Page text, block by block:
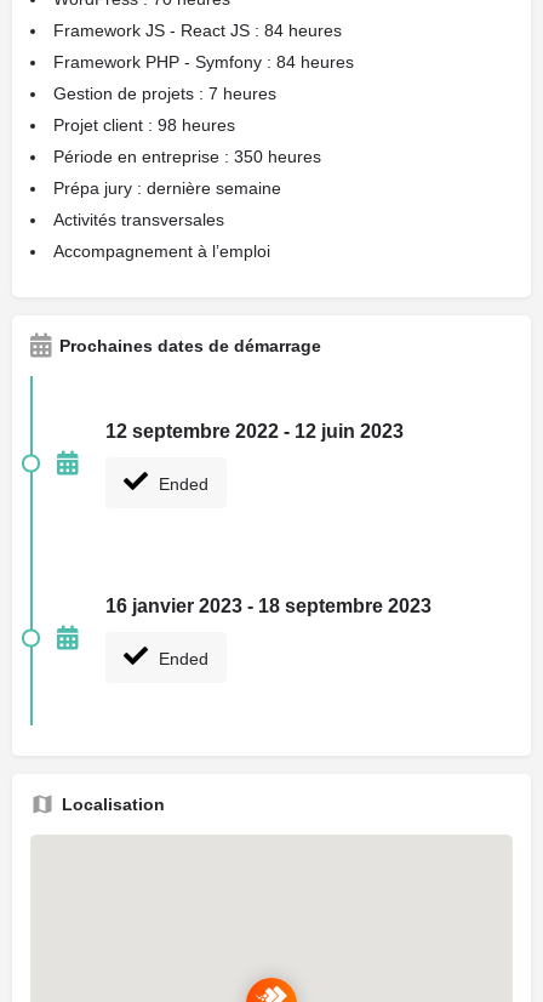
Framework JS - React JS : 84 heures
Framework PHP - Symfony : 84 heures
Gestion de projets : 7 heures
Projet client : 98 heures
Période en entreprise : 350 heures
Prépa jury : dernière semaine
Activités transversales
Accompagnement à l’emploi
Prochaines dates de démarrage
12 septembre 2022 - 12 juin 2023
Ended
16 janvier 2023 - 18 septembre 2023
Ended
Localisation